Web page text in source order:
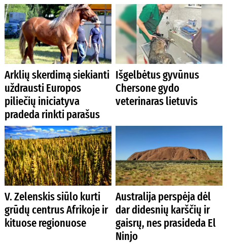
Arklių skerdimą siekianti
uždrausti Europos
piliečių iniciatyva
pradeda rinkti parašus
Išgelbėtus gyvūnus
Chersone gydo
veterinaras lietuvis
V. Zelenskis siūlo kurti
grūdų centrus Afrikoje ir
kituose regionuose
Australija perspėja dėl
dar didesnių karščių ir
gaisrų, nes prasideda El
Ninjo